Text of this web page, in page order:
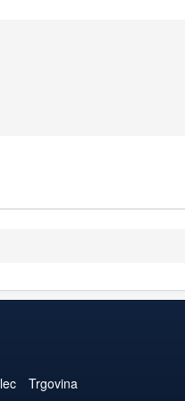
Trgovina